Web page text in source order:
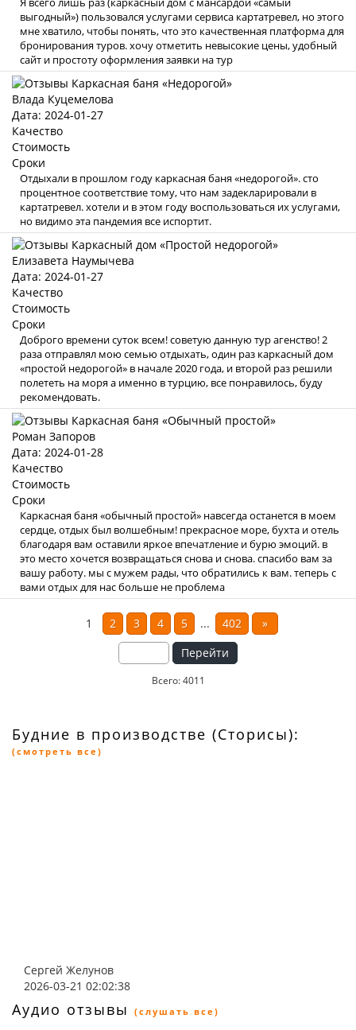
выгодный») пользовался услугами сервиса картатревел, но этого
мне хватило, чтобы понять, что это качественная платформа для
бронирования туров. хочу отметить невысокие цены, удобный
сайт и простоту оформления заявки на тур
Влада Куцемелова
Дата: 2024-01-27
Качество
Стоимость
Сроки
Отдыхали в прошлом году каркасная баня «недорогой». сто
процентное соответствие тому, что нам задекларировали в
картатревел. хотели и в этом году воспользоваться их услугами,
но видимо эта пандемия все испортит.
Елизавета Наумычева
Дата: 2024-01-27
Качество
Стоимость
Сроки
Доброго времени суток всем! советую данную тур агенство! 2
раза отправлял мою семью отдыхать, один раз каркасный дом
«простой недорогой» в начале 2020 года, и второй раз решили
полететь на моря а именно в турцию, все понравилось, буду
рекомендовать.
Роман Запоров
Дата: 2024-01-28
Качество
Стоимость
Сроки
Каркасная баня «обычный простой» навсегда останется в моем
сердце, отдых был волшебным! прекрасное море, бухта и отель
благодаря вам оставили яркое впечатление и бурю эмоций. в
это место хочется возвращаться снова и снова. спасибо вам за
вашу работу. мы с мужем рады, что обратились к вам. теперь с
вами отдых для нас больше не проблема
1 2 3 4 5 ... 402
»
Перейти
Всего: 4011
Будние в производстве (Сторисы):
(смотреть все)
Сергей Желунов
2026-03-21 02:02:38
Аудио отзывы (слушать все)